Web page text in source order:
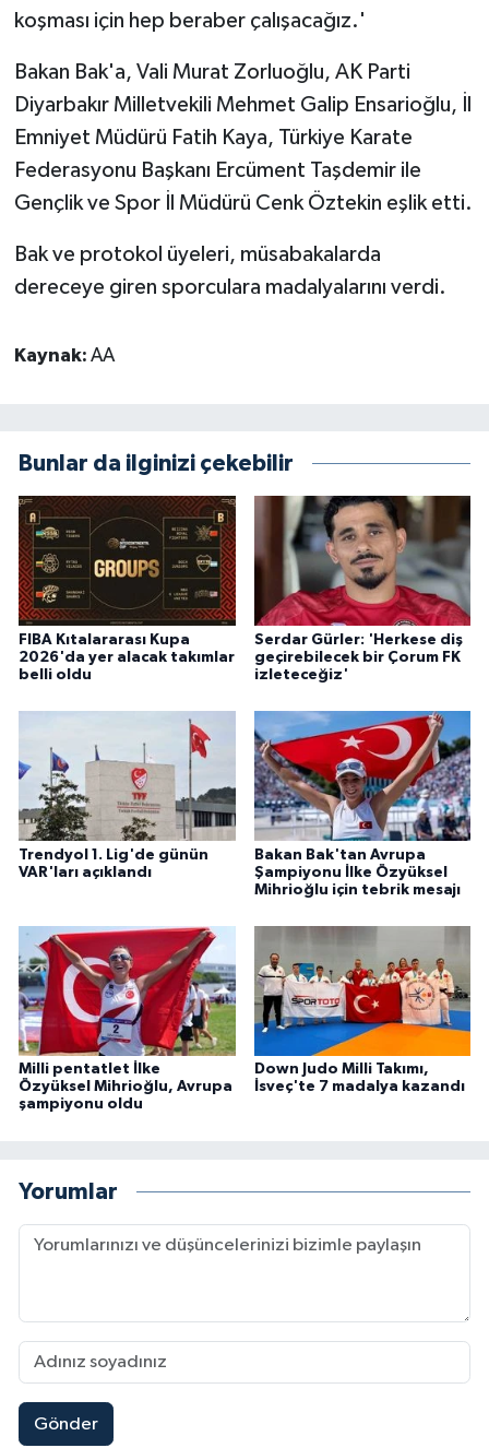
koşması için hep beraber çalışacağız.'
Bakan Bak'a, Vali Murat Zorluoğlu, AK Parti
Diyarbakır Milletvekili Mehmet Galip Ensarioğlu, İl
Emniyet Müdürü Fatih Kaya, Türkiye Karate
Federasyonu Başkanı Ercüment Taşdemir ile
Gençlik ve Spor İl Müdürü Cenk Öztekin eşlik etti.
Bak ve protokol üyeleri, müsabakalarda
dereceye giren sporculara madalyalarını verdi.
Kaynak: AA
Bunlar da ilginizi çekebilir
FIBA Kıtalararası Kupa
2026'da yer alacak takımlar
belli oldu
Serdar Gürler: 'Herkese diş
geçirebilecek bir Çorum FK
izleteceğiz'
Trendyol 1. Lig'de günün
VAR'ları açıklandı
Bakan Bak'tan Avrupa
Şampiyonu İlke Özyüksel
Mihrioğlu için tebrik mesajı
Milli pentatlet İlke
Özyüksel Mihrioğlu, Avrupa
şampiyonu oldu
Down Judo Milli Takımı,
İsveç'te 7 madalya kazandı
Yorumlar
Gönder